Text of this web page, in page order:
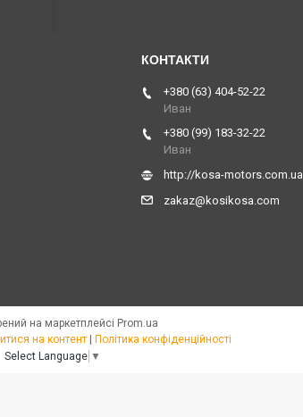
+380 (63) 404-52-22
Иван
+380 (99) 183-32-22
Иван
http://kosa-motors.com.ua
zakaz@kosikosa.com
на маркетплейсі Prom.ua
на контент
Політика конфіденційності
Select Language ▼